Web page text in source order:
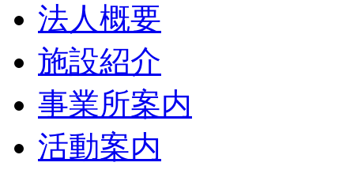
法人概要
施設紹介
事業所案内
活動案内